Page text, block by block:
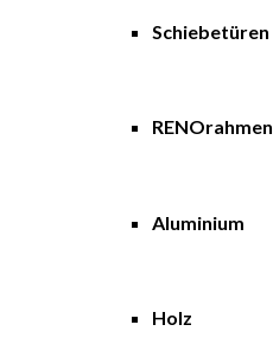
Schiebetüren
RENOrahmen
Aluminium
Holz